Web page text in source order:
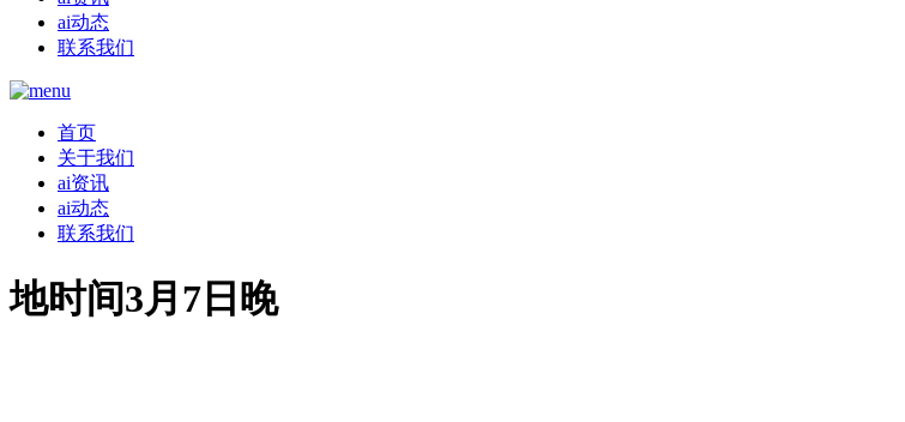
ai动态
联系我们
首页
关于我们
ai资讯
ai动态
联系我们
地时间3月7日晚